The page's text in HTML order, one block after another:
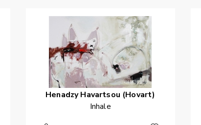
Henadzy Havartsou (Hovart)
Inhale